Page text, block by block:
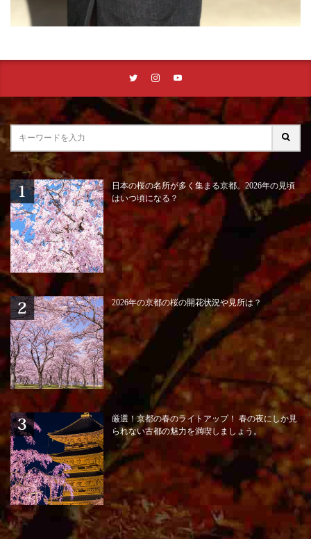
日本の桜の名所が多く集まる京都。2026年の見頃
はいつ頃になる？
2026年の京都の桜の開花状況や見所は？
厳選！京都の春のライトアップ！ 春の夜にしか見
られない古都の魅力を満喫しましょう。